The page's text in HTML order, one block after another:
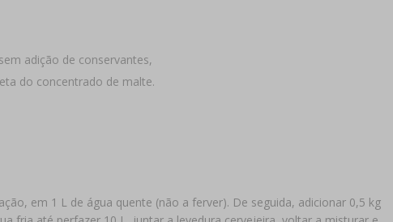
adição de conservantes,
do concentrado de malte.
em 1 L de água quente (não a ferver). De seguida, adicionar 0,5 kg